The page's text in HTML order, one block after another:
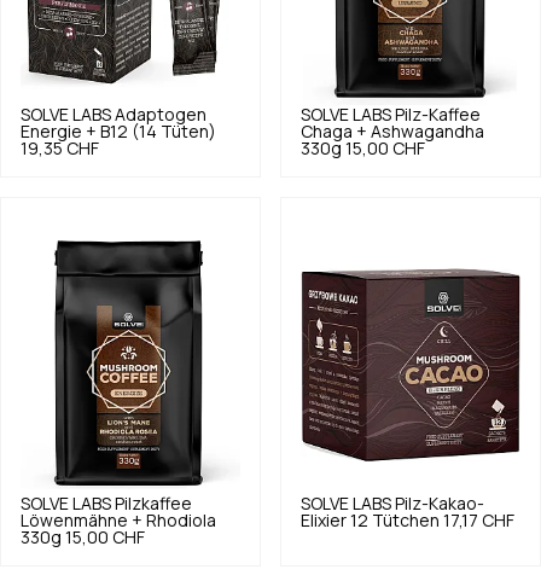
SOLVE LABS Adaptogen
Energie + B12 (14 Tüten)
19,35 CHF
SOLVE LABS Pilz-Kaffee
Chaga + Ashwagandha
330g 15,00 CHF
SOLVE LABS Pilzkaffee
Löwenmähne + Rhodiola
330g 15,00 CHF
SOLVE LABS Pilz-Kakao-
Elixier 12 Tütchen 17,17 CHF